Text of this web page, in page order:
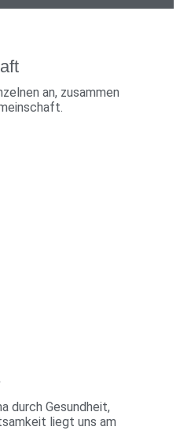
an, zusammen
durch Gesundheit,
liegt uns am